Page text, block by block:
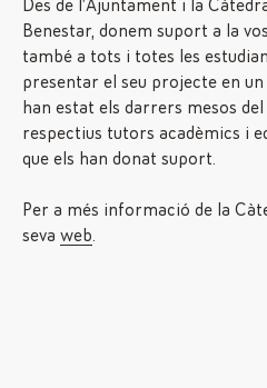
Des de l’Ajuntament i la
Benestar, donem suport a la
també a tots i totes les
presentar el seu projecte en
han estat els darrers mesos
respectius tutors acadèmics i
que els han donat suport.
Per a més informació de la
seva web